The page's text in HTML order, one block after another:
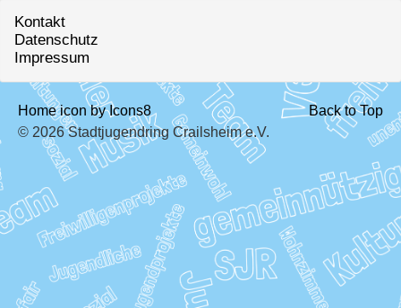
Kontakt
Datenschutz
Impressum
Home icon by Icons8
Back to Top
© 2026 Stadtjugendring Crailsheim e.V.